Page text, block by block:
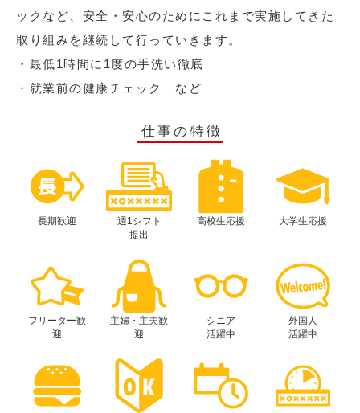
ックなど、安全・安心のためにこれまで実施してきた
取り組みを継続して行っていきます。
・最低1時間に1度の手洗い徹底
・就業前の健康チェック など
仕事の特徴
長期歓迎
週1シフト
提出
高校生応援 大学生応援
フリーター歓
迎
主婦・主夫歓
迎
シニア
活躍中
外国人
活躍中